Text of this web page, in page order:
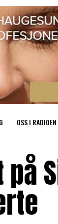
OSS I RADIOEN